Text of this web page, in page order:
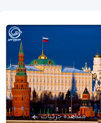
مشاهده جزئیات